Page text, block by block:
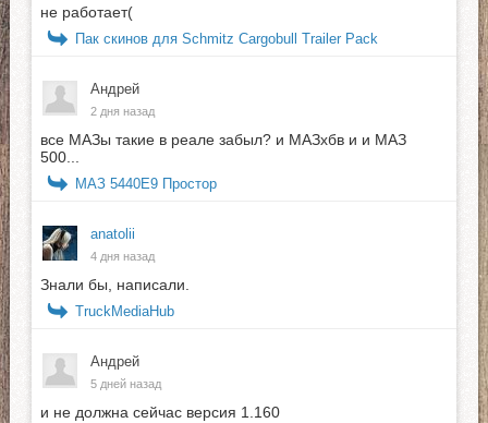
не работает(
Пак скинов для Schmitz Cargobull Trailer Pack
Андрей
2 дня назад
все МАЗы такие в реале забыл? и МАЗхбв и и МАЗ
500...
МАЗ 5440E9 Простор
anatolii
4 дня назад
Знали бы, написали.
TruckMediaHub
Андрей
5 дней назад
и не должна сейчас версия 1.160